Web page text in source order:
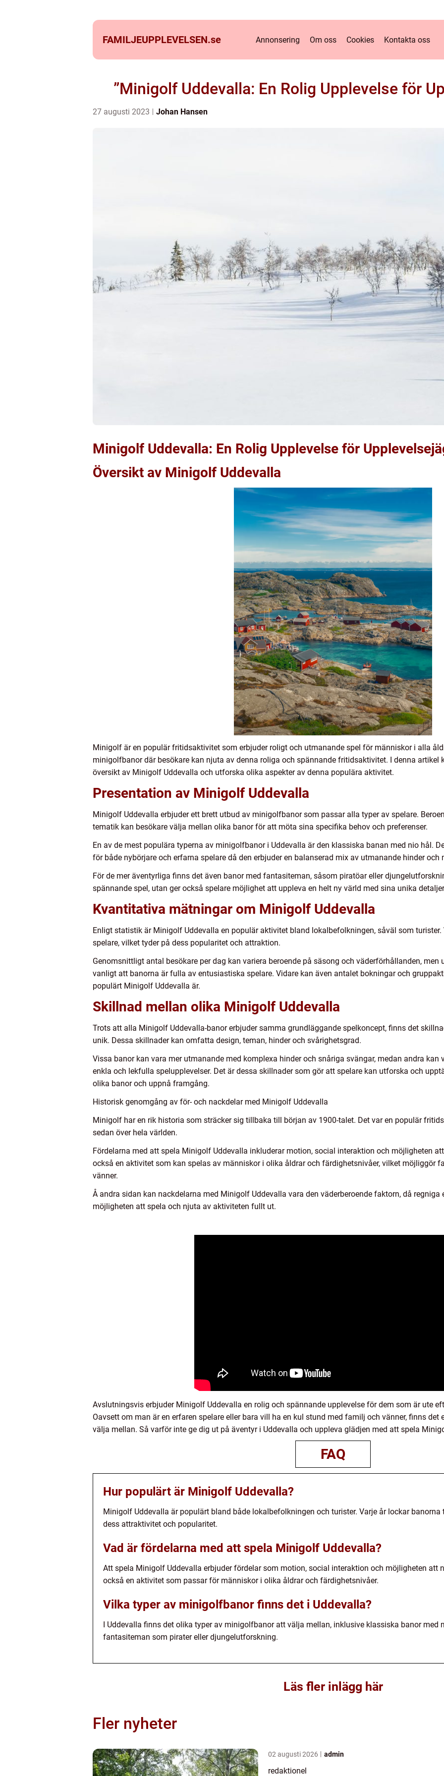
FAMILJEUPPLEVELSEN.se Annonsering Om oss Cookies Kontakta oss
”Minigolf Uddevalla: En Rolig Upplevelse för
27 augusti 2023 Johan Hansen
Minigolf Uddevalla: En Rolig Upplevelse för
Översikt av Minigolf Uddevalla
Minigolf är en populär fritidsaktivitet som erbjuder roligt och utmanande spel för människor i alla
minigolfbanor där besökare kan njuta av denna roliga och spännande fritidsaktivitet. I denna artikel
översikt av Minigolf Uddevalla och utforska olika aspekter av denna populära aktivitet.
Presentation av Minigolf Uddevalla
Minigolf Uddevalla erbjuder ett brett utbud av minigolfbanor som passar alla typer av spelare.
tematik kan besökare välja mellan olika banor för att möta sina specifika behov och preferenser.
En av de mest populära typerna av minigolfbanor i Uddevalla är den klassiska banan med nio hål.
för både nybörjare och erfarna spelare då den erbjuder en balanserad mix av utmanande hinder och
För de mer äventyrliga finns det även banor med fantasiteman, såsom piratöar eller
spännande spel, utan ger också spelare möjlighet att uppleva en helt ny värld med sina unika
Kvantitativa mätningar om Minigolf Uddevalla
Enligt statistik är Minigolf Uddevalla en populär aktivitet bland lokalbefolkningen, såväl som
spelare, vilket tyder på dess popularitet och attraktion.
Genomsnittligt antal besökare per dag kan variera beroende på säsong och väderförhållanden, men
vanligt att banorna är fulla av entusiastiska spelare. Vidare kan även antalet bokningar och
populärt Minigolf Uddevalla är.
Skillnad mellan olika Minigolf Uddevalla
Trots att alla Minigolf Uddevalla-banor erbjuder samma grundläggande spelkoncept, finns det
unik. Dessa skillnader kan omfatta design, teman, hinder och svårighetsgrad.
Vissa banor kan vara mer utmanande med komplexa hinder och snåriga svängar, medan andra kan
enkla och lekfulla spelupplevelser. Det är dessa skillnader som gör att spelare kan utforska och
olika banor och uppnå framgång.
Historisk genomgång av för- och nackdelar med Minigolf Uddevalla
Minigolf har en rik historia som sträcker sig tillbaka till början av 1900-talet. Det var en populär
sedan över hela världen.
Fördelarna med att spela Minigolf Uddevalla inkluderar motion, social interaktion och möjligheten
också en aktivitet som kan spelas av människor i olika åldrar och färdighetsnivåer, vilket möjliggör
vänner.
Å andra sidan kan nackdelarna med Minigolf Uddevalla vara den väderberoende faktorn, då regniga
möjligheten att spela och njuta av aktiviteten fullt ut.
Avslutningsvis erbjuder Minigolf Uddevalla en rolig och spännande upplevelse för dem som är ute
Oavsett om man är en erfaren spelare eller bara vill ha en kul stund med familj och vänner, finns
välja mellan. Så varför inte ge dig ut på äventyr i Uddevalla och uppleva glädjen med att spela
FAQ
Hur populärt är Minigolf Uddevalla?
Minigolf Uddevalla är populärt bland både lokalbefolkningen och turister. Varje år lockar banorna
dess attraktivitet och popularitet.
Vad är fördelarna med att spela Minigolf Uddevalla?
Att spela Minigolf Uddevalla erbjuder fördelar som motion, social interaktion och möjligheten att
också en aktivitet som passar för människor i olika åldrar och färdighetsnivåer.
Vilka typer av minigolfbanor finns det i Uddevalla?
I Uddevalla finns det olika typer av minigolfbanor att välja mellan, inklusive klassiska banor med
fantasiteman som pirater eller djungelutforskning.
Läs fler inlägg här
Fler nyheter
02 augusti 2026 admin
redaktionel